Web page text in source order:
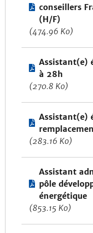
conseillers
(H/F)
(474.96 Ko)
Assistant(e)
à 28h
(270.8 Ko)
Assistant(e)
(283.16 Ko)
Assistant
pôle
énergétique
(853.15 Ko)